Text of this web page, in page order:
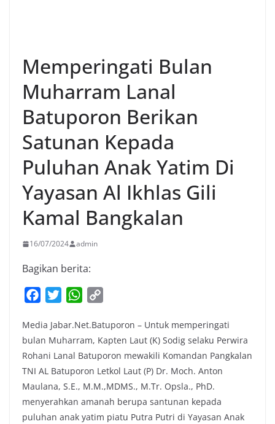
Memperingati Bulan
Muharram Lanal
Batuporon Berikan
Satunan Kepada
Puluhan Anak Yatim Di
Yayasan Al Ikhlas Gili
Kamal Bangkalan
16/07/2024 admin
Bagikan berita:
c
e
b
o
o
k
i
t
t
e
r
W
a
t
s
A
p
p
p
y
L
i
n
k
Media Jabar.Net.Batuporon – Untuk memperingati
bulan Muharram, Kapten Laut (K) Sodig selaku Perwira
Rohani Lanal Batuporon mewakili Komandan Pangkalan
TNI AL Batuporon Letkol Laut (P) Dr. Moch. Anton
Maulana, S.E., M.M.,MDMS., M.Tr. Opsla., PhD.
menyerahkan amanah berupa santunan kepada
puluhan anak yatim piatu Putra Putri di Yayasan Anak